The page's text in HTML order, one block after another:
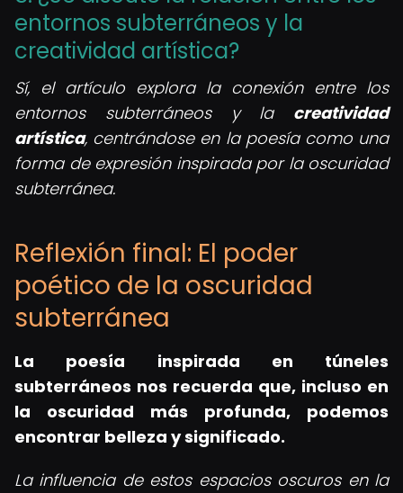
entornos subterráneos y la
creatividad artística?
Sí, el artículo explora la conexión entre los
entornos subterráneos y la creatividad
artística, centrándose en la poesía como una
forma de expresión inspirada por la oscuridad
subterránea.
Reflexión final: El poder
poético de la oscuridad
subterránea
La poesía inspirada en túneles
subterráneos nos recuerda que, incluso en
la oscuridad más profunda, podemos
encontrar belleza y significado.
La influencia de estos espacios oscuros en la